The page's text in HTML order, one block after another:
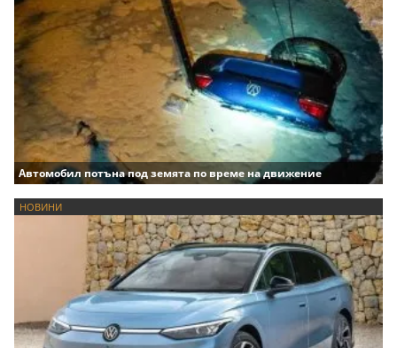
Автомобил потъна под земята по време на движение
НОВИНИ